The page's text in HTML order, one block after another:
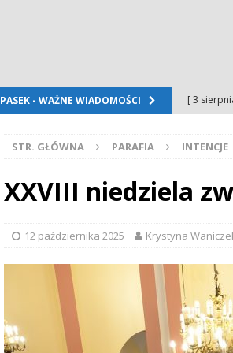
PASEK - WAŻNE WIADOMOŚCI [ 3
[ 2
[ 2
[ 2
[ 5
Folkloru
STR. GŁÓWNA PARAFIA INTENCJE
XXVIII niedziela
12 października 2025 Krystyna